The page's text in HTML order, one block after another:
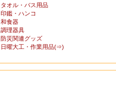
タオル・バス用品
印鑑・ハンコ
和食器
調理器具
防災関連グッズ
日曜大工・作業用品(⇒)